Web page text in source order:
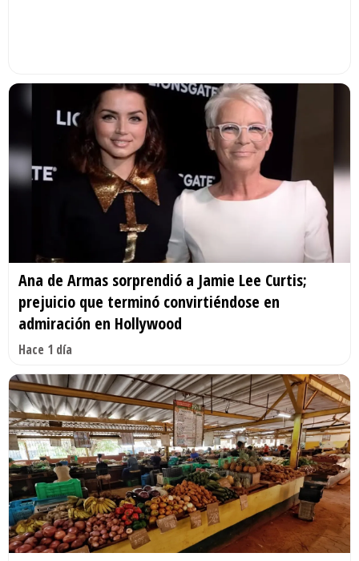
Ana de Armas sorprendió a Jamie Lee Curtis;
prejuicio que terminó convirtiéndose en
admiración en Hollywood
Hace 1 día